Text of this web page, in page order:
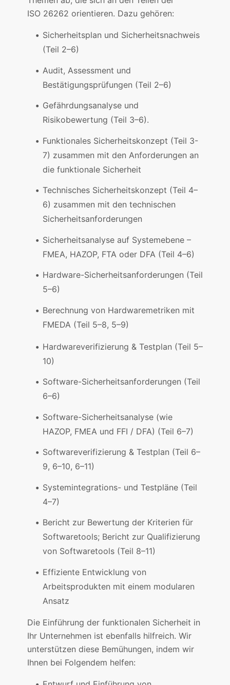
ISO 26262 orientieren. Dazu gehören:
Sicherheitsplan und Sicherheitsnachweis
(Teil 2–6)
Audit, Assessment und
Bestätigungsprüfungen (Teil 2–6)
Gefährdungsanalyse und
Risikobewertung (Teil 3–6).
Funktionales Sicherheitskonzept (Teil 3-
7) zusammen mit den Anforderungen an
die funktionale Sicherheit
Technisches Sicherheitskonzept (Teil 4–
6) zusammen mit den technischen
Sicherheitsanforderungen
Sicherheitsanalyse auf Systemebene –
FMEA, HAZOP, FTA oder DFA (Teil 4–6)
Hardware-Sicherheitsanforderungen (Teil
5–6)
Berechnung von Hardwaremetriken mit
FMEDA (Teil 5–8, 5–9)
Hardwareverifizierung & Testplan (Teil 5–
10)
Software-Sicherheitsanforderungen (Teil
6–6)
Software-Sicherheitsanalyse (wie
HAZOP, FMEA und FFI / DFA) (Teil 6–7)
Softwareverifizierung & Testplan (Teil 6–
9, 6–10, 6–11)
Systemintegrations- und Testpläne (Teil
4–7)
Bericht zur Bewertung der Kriterien für
Softwaretools; Bericht zur Qualifizierung
von Softwaretools (Teil 8–11)
Effiziente Entwicklung von
Arbeitsprodukten mit einem modularen
Ansatz
Die Einführung der funktionalen Sicherheit in
Ihr Unternehmen ist ebenfalls hilfreich. Wir
unterstützen diese Bemühungen, indem wir
Ihnen bei Folgendem helfen: